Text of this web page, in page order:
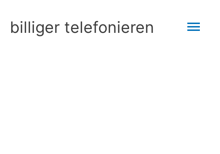
Inhalt
springen
billiger telefonieren